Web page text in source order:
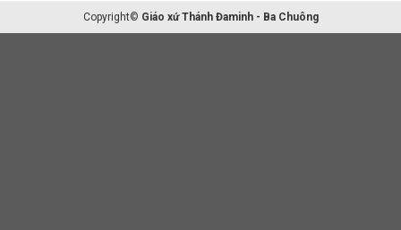
Copyright© Giáo xứ Thánh Đaminh - Ba Chuông